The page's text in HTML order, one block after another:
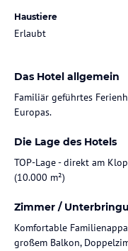
Haustiere
Erlaubt
Das Hotel allgemein
Familiär geführtes
Europas.
Die Lage des Hotels
TOP-Lage - direkt am
(10.000 m²)
Zimmer /
Komfortable
großem Balkon,